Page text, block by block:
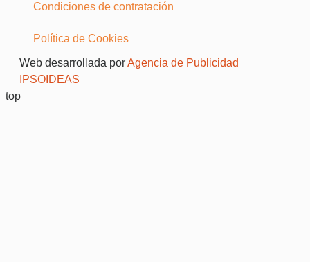
Condiciones de contratación
Política de Cookies
Web desarrollada porAgencia de Publicidad
IPSOIDEAS
top